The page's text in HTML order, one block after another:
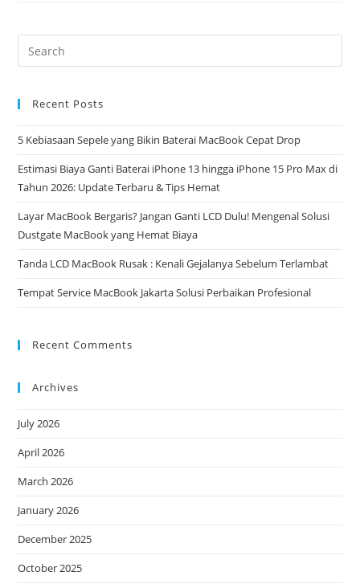
Recent Posts
5 Kebiasaan Sepele yang Bikin Baterai MacBook Cepat Drop
Estimasi Biaya Ganti Baterai iPhone 13 hingga iPhone 15 Pro Max di
Tahun 2026: Update Terbaru & Tips Hemat
Layar MacBook Bergaris? Jangan Ganti LCD Dulu! Mengenal Solusi
Dustgate MacBook yang Hemat Biaya
Tanda LCD MacBook Rusak : Kenali Gejalanya Sebelum Terlambat
Tempat Service MacBook Jakarta Solusi Perbaikan Profesional
Recent Comments
Archives
July 2026
April 2026
March 2026
January 2026
December 2025
October 2025